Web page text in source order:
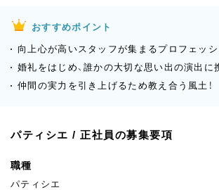
おすすめポイント
向上心が高いスタッフが集まるプロフェッシ
婚礼をはじめ、誰かの大切な思い出の演出に
仲間の実力を引き上げるため教え合う風土！
パティシエ / 正社員の募集要項
職種
パティシエ